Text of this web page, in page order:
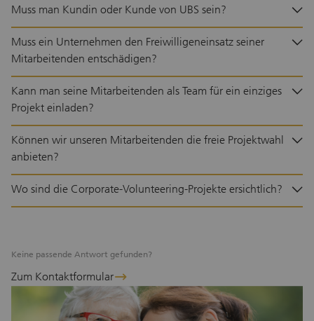
leisten möchten. Gemeinsam schaffen wir
Verständnis und helfen mit, ungenutztes
Potenzial für den Schweizer Arbeitsmarkt
Muss man Kundin oder Kunde von UBS sein?
Muss ein Unternehmen den Freiwilligeneinsatz seiner
Mitarbeitenden entschädigen?
Kann man seine Mitarbeitenden als Team für ein einziges
Projekt einladen?
Können wir unseren Mitarbeitenden die freie Projektwahl
anbieten?
Wo sind die Corporate-Volunteering-Projekte ersichtlich?
Keine passende Antwort gefunden?
Zum Kontaktformulararrow